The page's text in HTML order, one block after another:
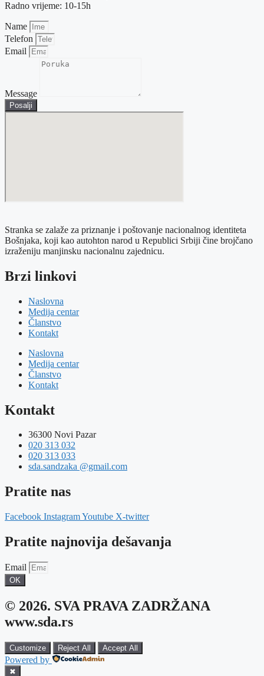
Radno vrijeme: 10-15h
Name
Telefon
Email
Message
Posalji
Stranka se zalaže za priznanje i poštovanje nacionalnog identiteta
Bošnjaka, koji kao autohton narod u Republici Srbiji čine brojčano
izraženiju manjinsku nacionalnu zajednicu.
Brzi linkovi
Naslovna
Medija centar
Članstvo
Kontakt
Naslovna
Medija centar
Članstvo
Kontakt
Kontakt
36300 Novi Pazar
020 313 032
020 313 033
sda.sandzaka @gmail.com
Pratite nas
Facebook InstagramYoutube X-twitter
Pratite najnovija dešavanja
Email
OK
© 2026. SVA PRAVA ZADRŽANA
www.sda.rs
Customize Reject All Accept All
Powered by
✖